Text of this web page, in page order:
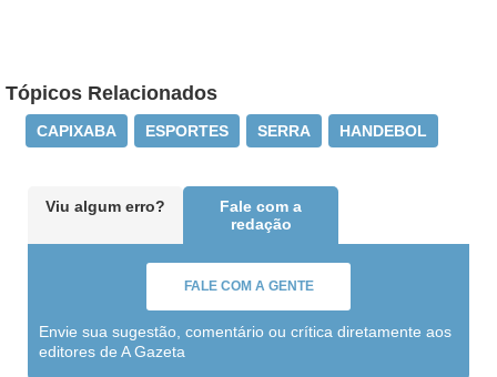
Tópicos Relacionados
CAPIXABA ESPORTES SERRA HANDEBOL
Viu algum erro?
Fale com a
redação
FALE COM A GENTE
Envie sua sugestão, comentário ou crítica diretamente aos
editores de A Gazeta